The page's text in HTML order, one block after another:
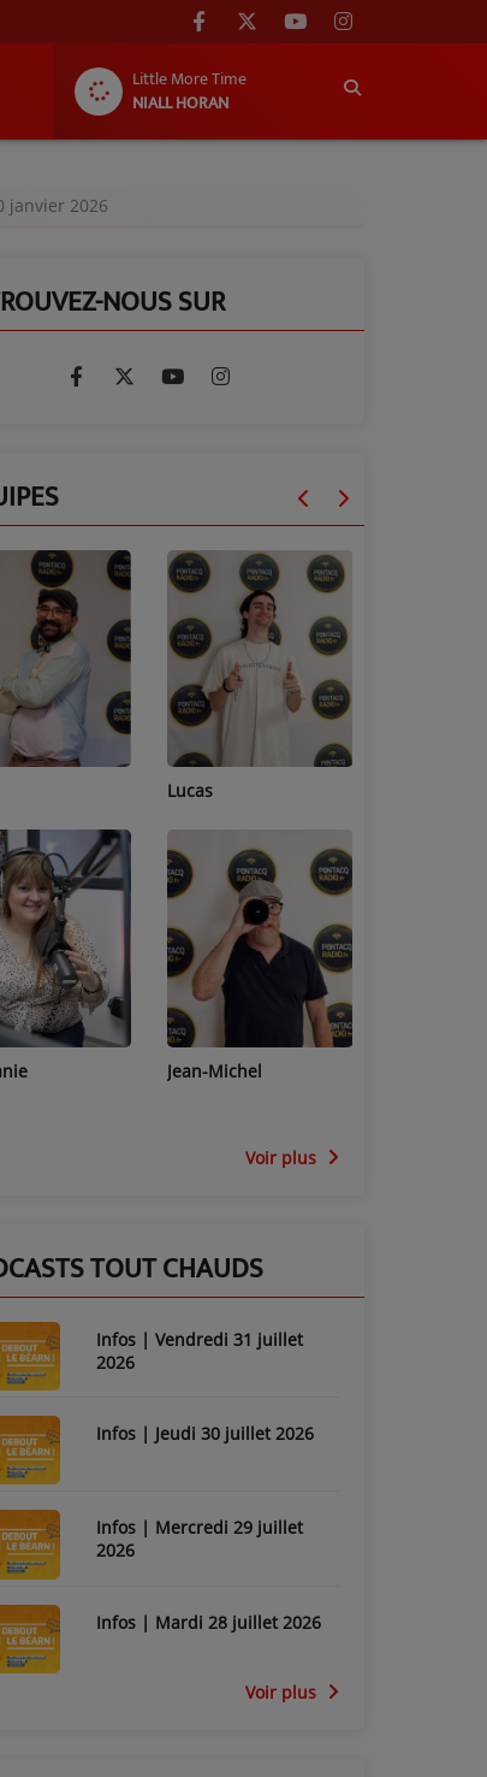
Little More Time
NIALL HORAN
janvier 2026
NOUS SUR
Lucas
Jean-Michel
Voir plus
TOUT CHAUDS
Infos | Vendredi 31 juillet
2026
Infos | Jeudi 30 juillet 2026
Infos | Mercredi 29 juillet
2026
Infos | Mardi 28 juillet 2026
Voir plus